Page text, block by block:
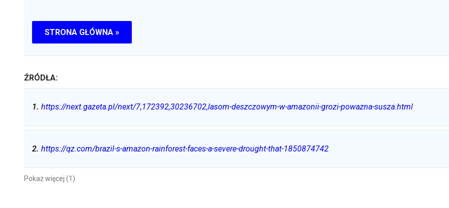
STRONA GŁÓWNA »
ŹRÓDŁA:
1. https://next.gazeta.pl/next/7,172392,30236702,lasom-deszczowym-w-amazonii-grozi-powazna-susza.html
2. https://qz.com/brazil-s-amazon-rainforest-faces-a-severe-drought-that-1850874742
Pokaż więcej (1)